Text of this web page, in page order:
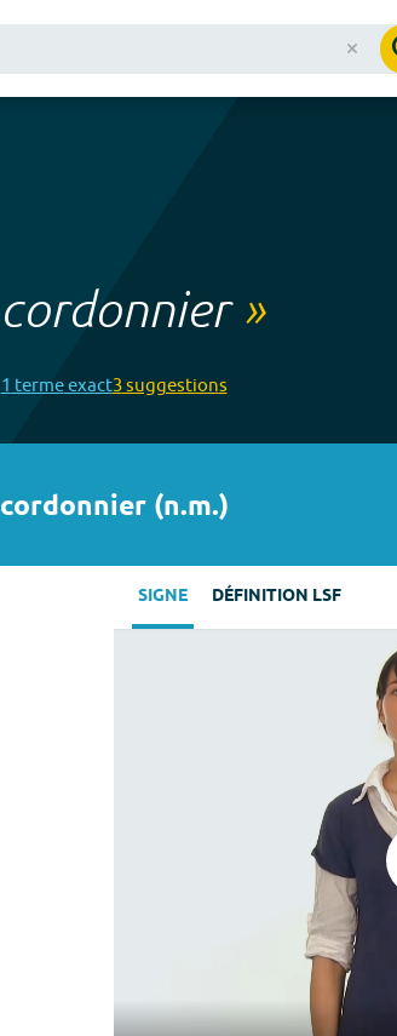
cordonnier»
1 termeexact3suggestions
cordonnier(n.m.)
SIGNE DÉFINITION LSF